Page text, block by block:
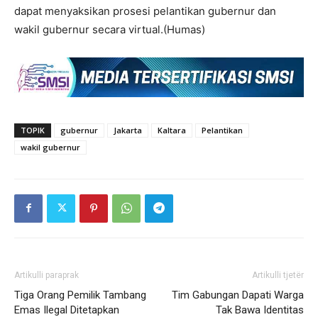
dapat menyaksikan prosesi pelantikan gubernur dan
wakil gubernur secara virtual.(Humas)
TOPIK gubernur Jakarta Kaltara
Pelantikan
wakil gubernur
Artikulli paraprak
Tiga Orang Pemilik Tambang
Emas Ilegal Ditetapkan
Artikulli tjetër
Tim Gabungan Dapati Warga
Tak Bawa Identitas